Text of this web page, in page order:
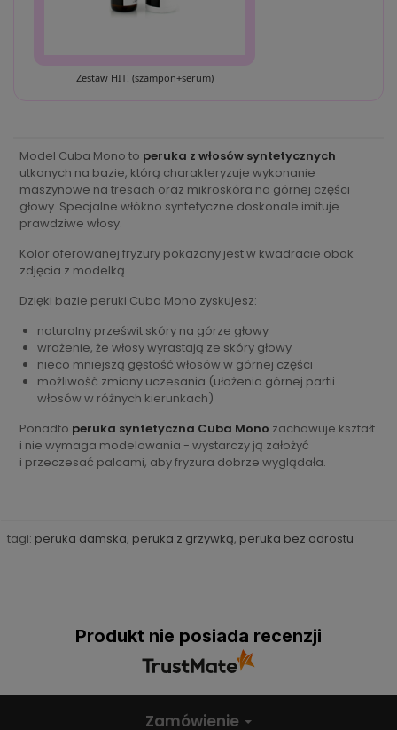
Zestaw HIT! (szampon+serum)
Model Cuba Mono to peruka z włosów syntetycznych
utkanych na bazie, którą charakteryzuje wykonanie
maszynowe na tresach oraz mikroskóra na górnej części
głowy. Specjalne włókno syntetyczne doskonale imituje
prawdziwe włosy.
Kolor oferowanej fryzury pokazany jest w kwadracie obok
zdjęcia z modelką.
Dzięki bazie peruki Cuba Mono zyskujesz:
naturalny prześwit skóry na górze głowy
wrażenie, że włosy wyrastają ze skóry głowy
nieco mniejszą gęstość włosów w górnej części
możliwość zmiany uczesania (ułożenia górnej partii
włosów w różnych kierunkach)
Ponadto peruka syntetyczna Cuba Mono zachowuje kształt
i nie wymaga modelowania - wystarczy ją założyć
i przeczesać palcami, aby fryzura dobrze wyglądała.
tagi: peruka damska, peruka z grzywką, peruka bez odrostu
Produkt nie posiada recenzji
Zamówienie